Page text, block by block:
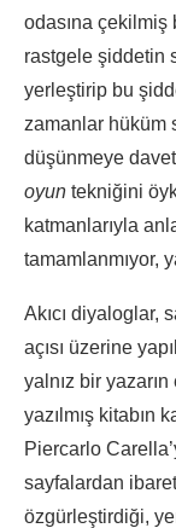
odasına çekilmiş
rastgele şiddetin
yerleştirip bu
zamanlar hüküm
düşünmeye
oyun tekniğini
katmanlarıyla
tamamlanmıyor,
Akıcı diyaloglar,
açısı üzerine
yalnız bir
yazılmış kitabın
Piercarlo
sayfalardan
özgürleştirdiği,